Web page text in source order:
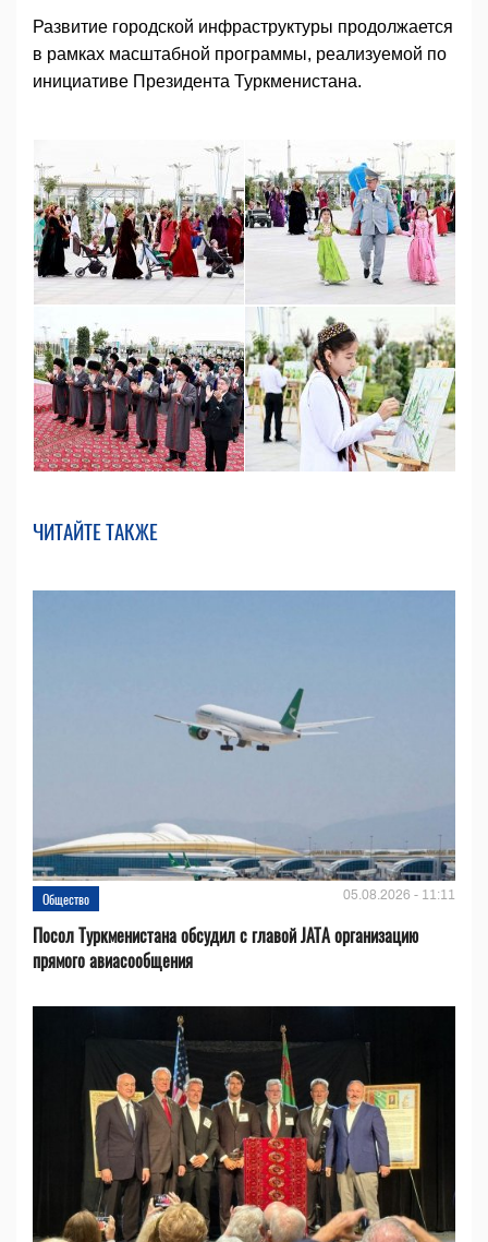
Развитие городской инфраструктуры продолжается
в рамках масштабной программы, реализуемой по
инициативе Президента Туркменистана.
ЧИТАЙТЕ ТАКЖЕ
Общество 05.08.2026 - 11:11
Посол Туркменистана обсудил с главой JATA организацию
прямого авиасообщения